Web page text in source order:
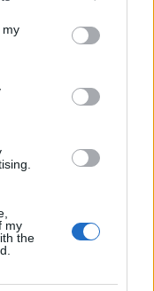
my
my
the